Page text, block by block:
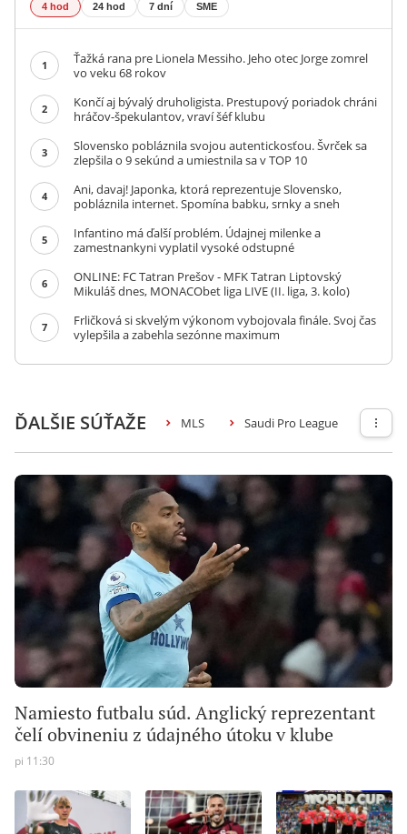
4 hod 24 hod 7 dní SME
1
Ťažká rana pre Lionela Messiho. Jeho otec Jorge zomrel
vo veku 68 rokov
2
Končí aj bývalý druholigista. Prestupový poriadok chráni
hráčov-špekulantov, vraví šéf klubu
3
Slovensko pobláznila svojou autentickosťou. Švrček sa
zlepšila o 9 sekúnd a umiestnila sa v TOP 10
4
Ani, davaj! Japonka, ktorá reprezentuje Slovensko,
pobláznila internet. Spomína babku, srnky a sneh
5
Infantino má ďalší problém. Údajnej milenke a
zamestnankyni vyplatil vysoké odstupné
6
ONLINE: FC Tatran Prešov - MFK Tatran Liptovský
Mikuláš dnes, MONACObet liga LIVE (II. liga, 3. kolo)
7
Frličková si skvelým výkonom vybojovala finále. Svoj čas
vylepšila a zabehla sezónne maximum
ĎALŠIE SÚŤAŽE MLS Saudi Pro League
Namiesto futbalu súd. Anglický reprezentant
čelí obvineniu z údajného útoku v klube
pi 11:30